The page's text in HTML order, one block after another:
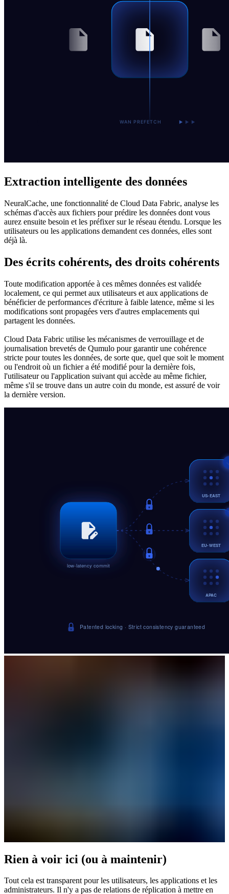
Extraction intelligente des données
NeuralCache, une fonctionnalité de Cloud Data Fabric, analyse les
schémas d'accès aux fichiers pour prédire les données dont vous
aurez ensuite besoin et les préfixer sur le réseau étendu. Lorsque les
utilisateurs ou les applications demandent ces données, elles sont
déjà là.
Des écrits cohérents, des droits cohérents
Toute modification apportée à ces mêmes données est validée
localement, ce qui permet aux utilisateurs et aux applications de
bénéficier de performances d'écriture à faible latence, même si les
modifications sont propagées vers d'autres emplacements qui
partagent les données.
Cloud Data Fabric utilise les mécanismes de verrouillage et de
journalisation brevetés de Qumulo pour garantir une cohérence
stricte pour toutes les données, de sorte que, quel que soit le moment
ou l'endroit où un fichier a été modifié pour la dernière fois,
l'utilisateur ou l'application suivant qui accède au même fichier,
même s'il se trouve dans un autre coin du monde, est assuré de voir
la dernière version.
Rien à voir ici (ou à maintenir)
Tout cela est transparent pour les utilisateurs, les applications et les
administrateurs. Il n'y a pas de relations de réplication à mettre en